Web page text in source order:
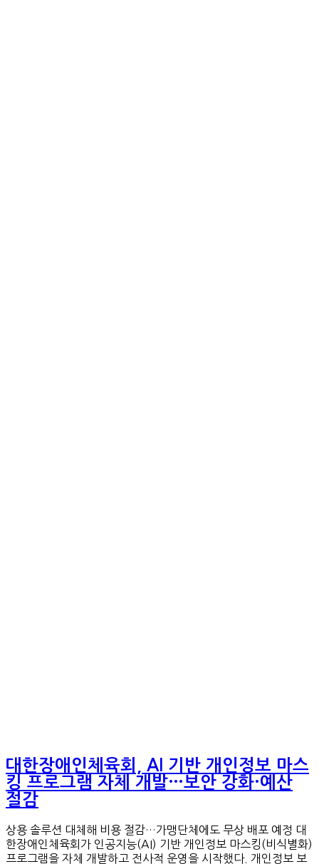
대한장애인체육회, AI 기반 개인정보 마스
킹 프로그램 자체 개발…보안 강화·예산
절감
상용 솔루션 대체해 비용 절감…가맹단체에도 무상 배포 예정 대
한장애인체육회가 인공지능(AI) 기반 개인정보 마스킹(비식별화)
프로그램을 자체 개발하고 전사적 운영을 시작했다. 개인정보 보